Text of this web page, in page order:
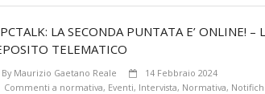
LA SECONDA PUNTATA E’ ONLINE!
TELEMATICO
By Maurizio Gaetano Reale
14 Febbraio 2024
Commenti a normativa, Eventi, Intervista, Normativa,